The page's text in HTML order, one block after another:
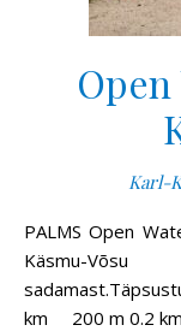
Karl-
PALMS Open Water Estonia – Käsmu 2025 L 28.06.2025
Käsmu-Võsu
km 200 m 0.2